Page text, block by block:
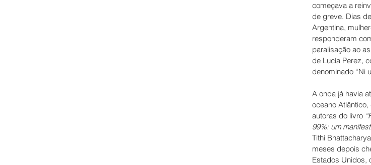
começava a
de greve. Dias
Argentina,
responderam
paralisação ao
de Lucía Perez,
denominado “Ni
A onda já havia
oceano
autoras do livro
99%: um
Tithi
meses depois
Estados Unidos,